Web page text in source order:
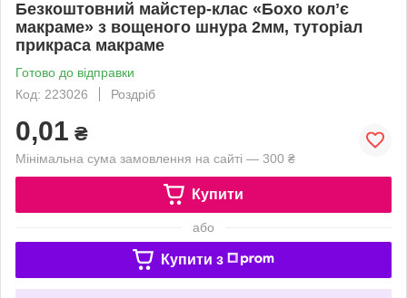
Безкоштовний майстер-клас «Бохо колʼє
макраме» з вощеного шнура 2мм, туторіал
прикраса макраме
Готово до відправки
Код: 223026
Роздріб
0,01 ₴
Мінімальна сума замовлення на сайті — 300 ₴
Купити
або
Купити з